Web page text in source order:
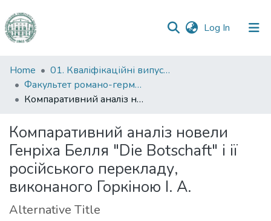
Log In (current)
Communities
&
Collections
Statistics
Home
01. Кваліфікаційні випускні роботи здобувачів вищої освіти
Факультет романо-германської філології
Компаративний аналіз новели Генріха Белля "Die Botschaft" і ії російського перекладу, виконаного Горкіною І. А.
Компаративний аналіз новели
Генріха Белля "Die Botschaft" і ії
російського перекладу,
виконаного Горкіною І. А.
Alternative Title